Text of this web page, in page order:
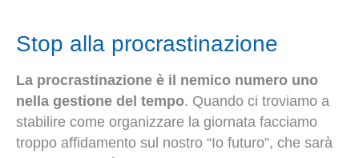
Stop alla procrastinazione
La procrastinazione è il nemico numero uno
nella gestione del tempo. Quando ci troviamo a
stabilire come organizzare la giornata facciamo
troppo affidamento sul nostro “Io futuro”, che sarà